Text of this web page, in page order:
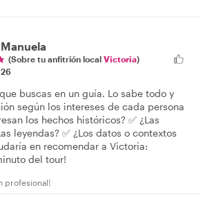
(Sobre tu anfitrión local Victoria)
buscas en un guía. Lo sabe todo y
según los intereses de cada persona
los hechos históricos? ✅ ¿Las
leyendas? ✅ ¿Los datos o contextos
en recomendar a Victoria:
del tour!
profesional!